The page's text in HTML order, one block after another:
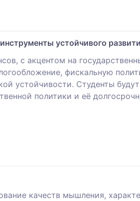
устойчивого
с акцентом на
фискальную
устойчивости. Студенты
политики и её
качеств мышления,